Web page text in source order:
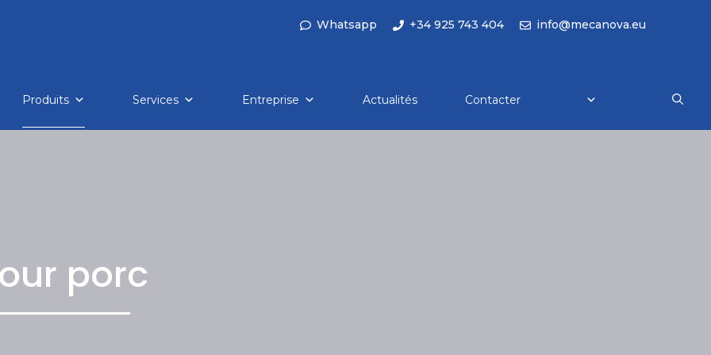
Whatsapp +34 925 743 404 info@mecanova.eu
Produits Services Entreprise Actualités Contacter
porc